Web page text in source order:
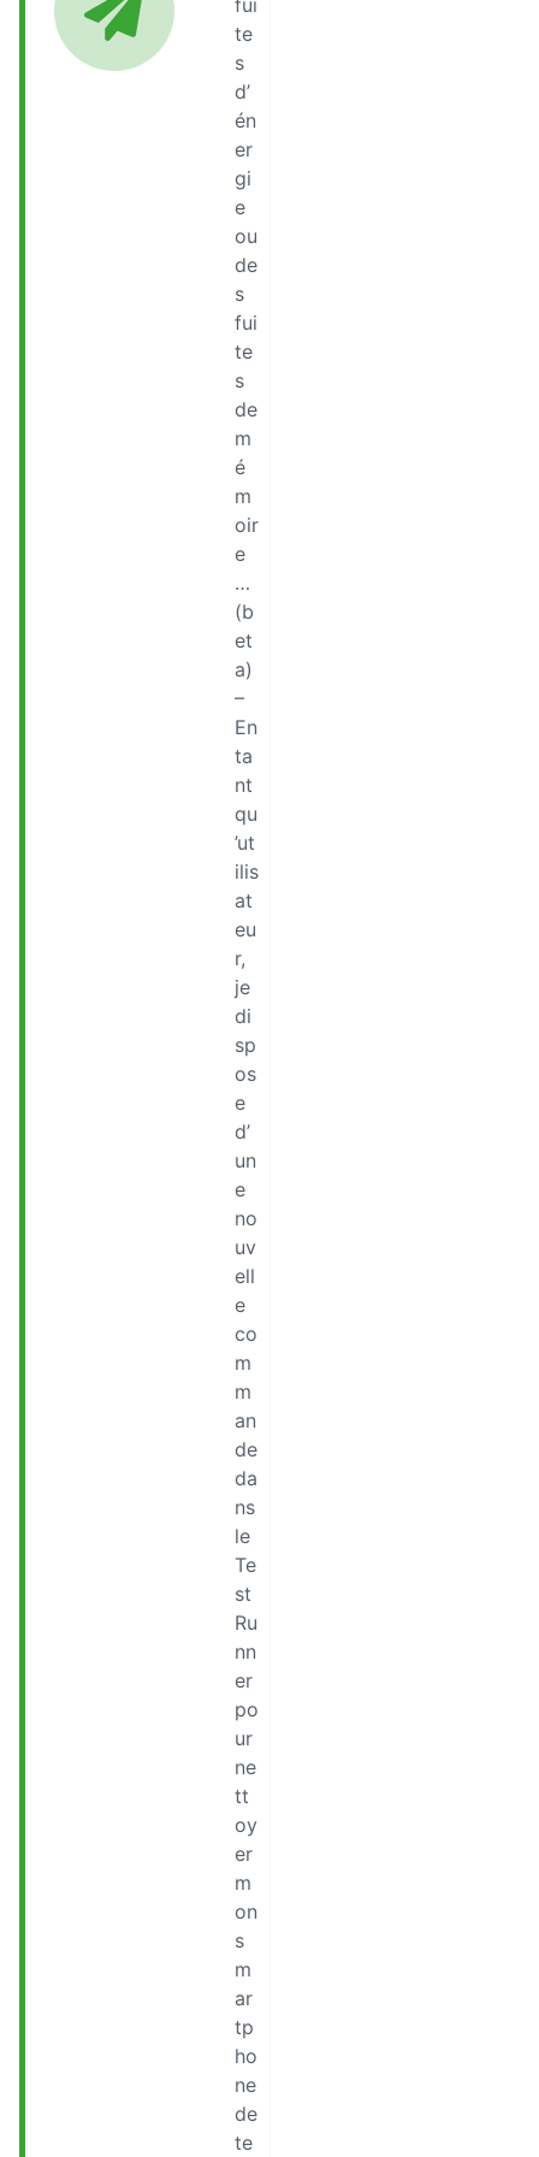
fui
te
s
d’
én
er
gi
e
ou
de
s
fui
te
s
de
m
é
m
oir
e
…
(b
et
a)
–
En
ta
nt
qu
’ut
ilis
at
eu
r,
je
di
sp
os
e
d’
un
e
no
uv
ell
e
co
m
m
an
de
da
ns
le
Te
st
Ru
nn
er
po
ur
ne
tt
oy
er
m
on
s
m
ar
tp
ho
ne
de
te